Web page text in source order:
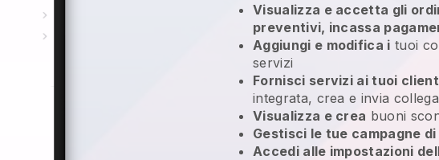
Visualizza e accetta gli
preventivi, incassa
Aggiungi e modifica i tuoi
servizi
Fornisci servizi ai tuoi
integrata, crea e invia
Visualizza e crea buoni
Gestisci le tue campagne
Accedi alle impostazioni